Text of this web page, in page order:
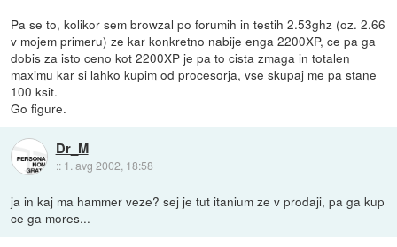
Pa se to, kolikor sem browzal po forumih in testih 2.53ghz (oz. 2.66
v mojem primeru) ze kar konkretno nabije enga 2200XP, ce pa ga
dobis za isto ceno kot 2200XP je pa to cista zmaga in totalen
maximu kar si lahko kupim od procesorja, vse skupaj me pa stane
100 ksit.
Go figure.
Dr_M
:: 1. avg 2002, 18:58
ja in kaj ma hammer veze? sej je tut itanium ze v prodaji, pa ga kup
ce ga mores...